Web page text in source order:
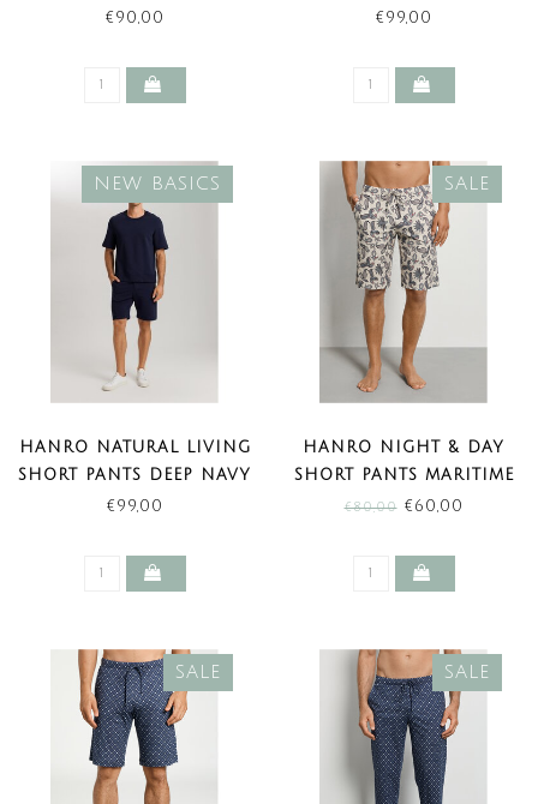
(NEW BASIC)
€90,00
MELANGE (NEW BASICS)
€99,00
NEW BASICS
HANRO NATURAL LIVING
SHORT PANTS DEEP NAVY
(NEW BASICS)
€99,00
SALE
HANRO NIGHT & DAY
SHORT PANTS MARITIME
PAISLEY (SALE)
€80,00€60,00
SALE SALE